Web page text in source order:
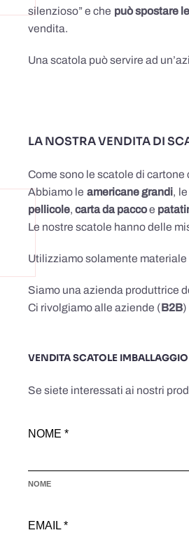
silenzioso” e che può spostare
vendita.
Una scatola può servire ad
LA NOSTRA VENDITA DI
Come sono le scatole di cartone
Abbiamo le americane grandi,
pellicole, cartada paccoe
Le nostre scatole hanno delle
Utilizziamo solamente materiale
Siamo una azienda produttrice
Ci rivolgiamo alle aziende (B2B)
VENDITA SCATOLE
Se siete interessati ai nostri
NOME *
NOME
EMAIL *